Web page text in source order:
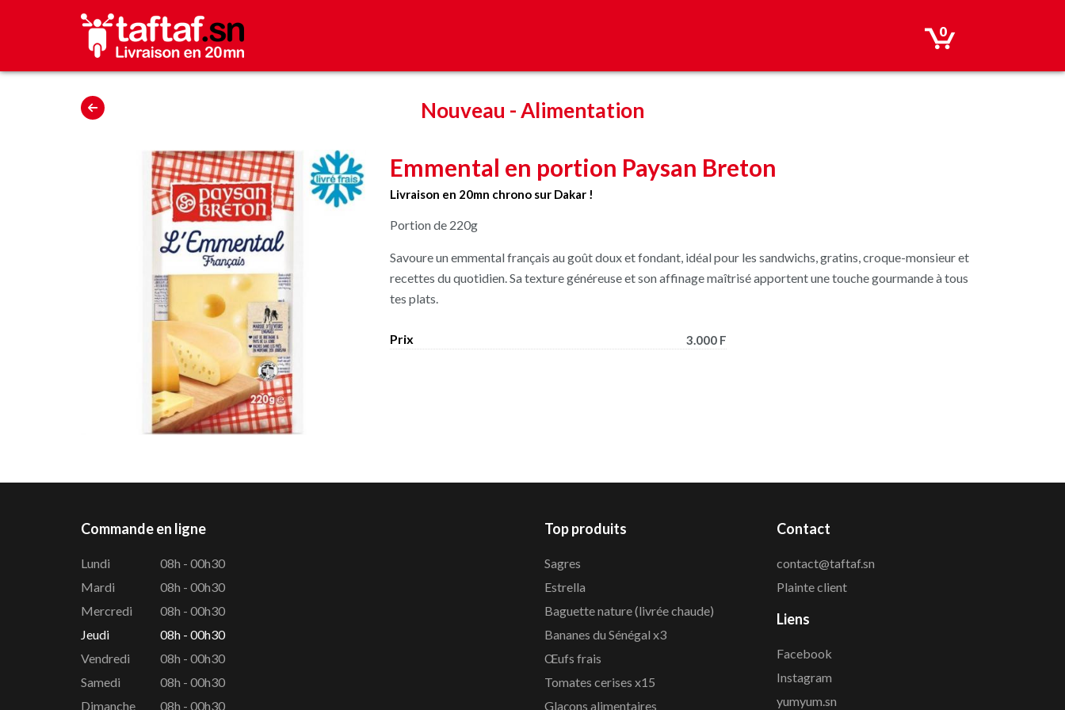
0
Nouveau -Alimentation
Emmental en portion Paysan Breton
Livraison en 20mn chrono sur Dakar !
Portion de 220g
Savoure un emmental français au goût doux et fondant, idéal pour les sandwichs, gratins, croque-monsieur et
recettes du quotidien. Sa texture généreuse et son affinage maîtrisé apportent une touche gourmande à tous
tes plats.
Prix 3.000 F
Commande en ligne
Lundi
08h - 00h30
Mardi
08h - 00h30
Mercredi
08h - 00h30
Jeudi
08h - 00h30
Vendredi
08h - 00h30
Samedi
08h - 00h30
Dimanche
08h - 00h30
Top produits
Sagres
Estrella
Baguette nature (livrée chaude)
Bananes du Sénégal x3
Œufs frais
Tomates cerises x15
Glaçons alimentaires
Contact
contact@taftaf.sn
Plainte client
Liens
Facebook
Instagram
yumyum.sn